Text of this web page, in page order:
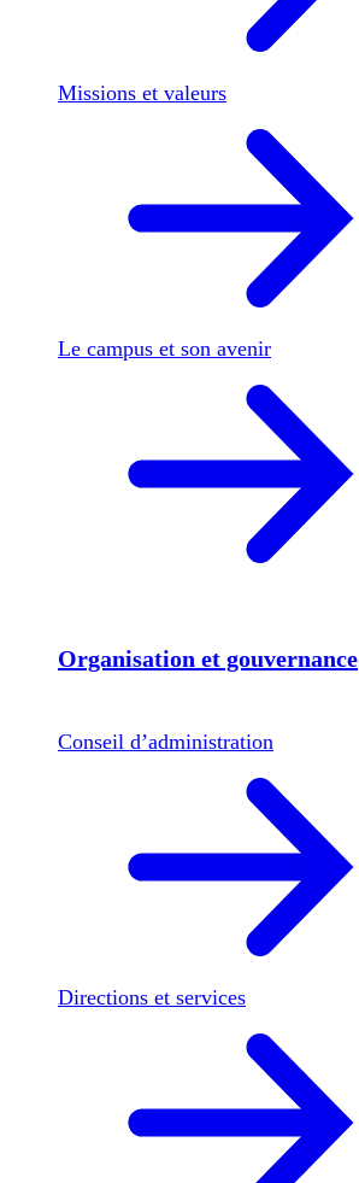
Missions et valeurs
Le campus et son avenir
Organisation et gouvernance
Conseil d’administration
Directions et services